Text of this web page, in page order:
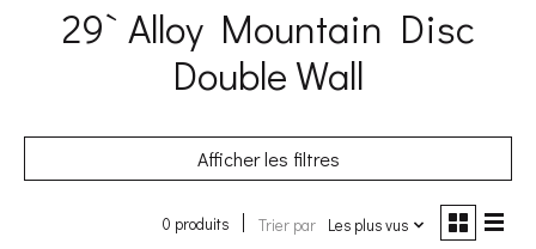
29` Alloy Mountain Disc
Double Wall
Afficher les filtres
0 produits Trier par Les plus vus